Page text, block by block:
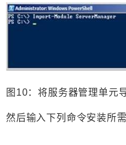
图10：将服务器管理单元
然后输入下列命令安装所需